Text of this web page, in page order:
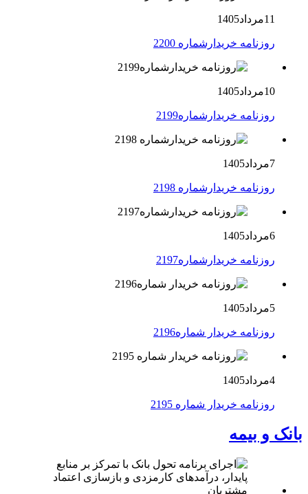
11مرداد1405
روزنامه خریدارشماره 2200
10مرداد1405
روزنامه خریدارشماره2199
7مرداد1405
روزنامه خریدارشماره 2198
6مرداد1405
روزنامه خریدارشماره2197
5مرداد1405
روزنامه خریدار شماره2196
4مرداد1405
روزنامه خریدار شماره 2195
بانک و بیمه